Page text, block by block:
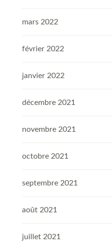
mars 2022
février 2022
janvier 2022
décembre 2021
novembre 2021
octobre 2021
septembre 2021
août 2021
juillet 2021